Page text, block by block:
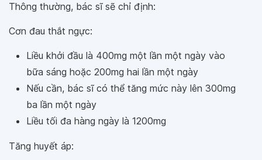
Thông thường, bác sĩ sẽ chỉ định:
Cơn đau thắt ngực:
Liều khởi đầu là 400mg một lần một ngày vào
bữa sáng hoặc 200mg hai lần một ngày
Nếu cần, bác sĩ có thể tăng mức này lên 300mg
ba lần một ngày
Liều tối đa hàng ngày là 1200mg
Tăng huyết áp: